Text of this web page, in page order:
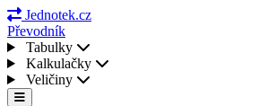
Jednotek.cz
Převodník
Tabulky
Kalkulačky
Veličiny